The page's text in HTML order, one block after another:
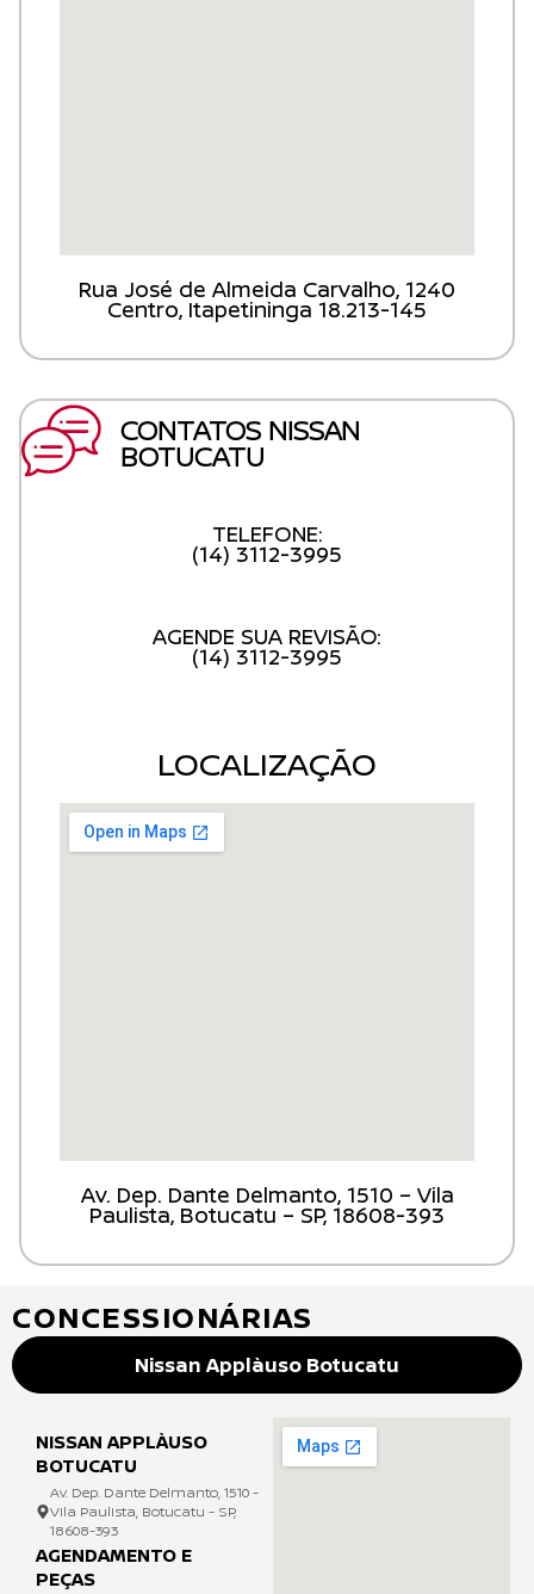
Rua José de Almeida Carvalho, 1240
Centro, Itapetininga 18.213-145
CONTATOS NISSAN
BOTUCATU
TELEFONE:
(14) 3112-3995
AGENDE SUA REVISÃO:
(14) 3112-3995
LOCALIZAÇÃO
Av. Dep. Dante Delmanto, 1510 – Vila
Paulista, Botucatu – SP, 18608-393
CONCESSIONÁRIAS
Nissan Applàuso Botucatu
NISSAN APPLÀUSO
BOTUCATU
Av. Dep. Dante Delmanto, 1510 -
Vila Paulista, Botucatu - SP,
18608-393
AGENDAMENTO E
PEÇAS